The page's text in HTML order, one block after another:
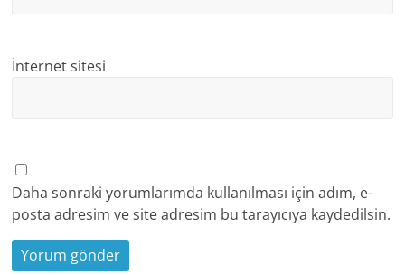
İnternet sitesi
Daha sonraki yorumlarımda kullanılması için adım, e-
posta adresim ve site adresim bu tarayıcıya kaydedilsin.